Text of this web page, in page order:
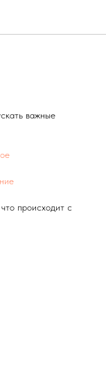
важные
происходит с